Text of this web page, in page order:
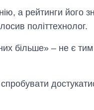
а рейтинги його
політтехнолог.
більше» – не є